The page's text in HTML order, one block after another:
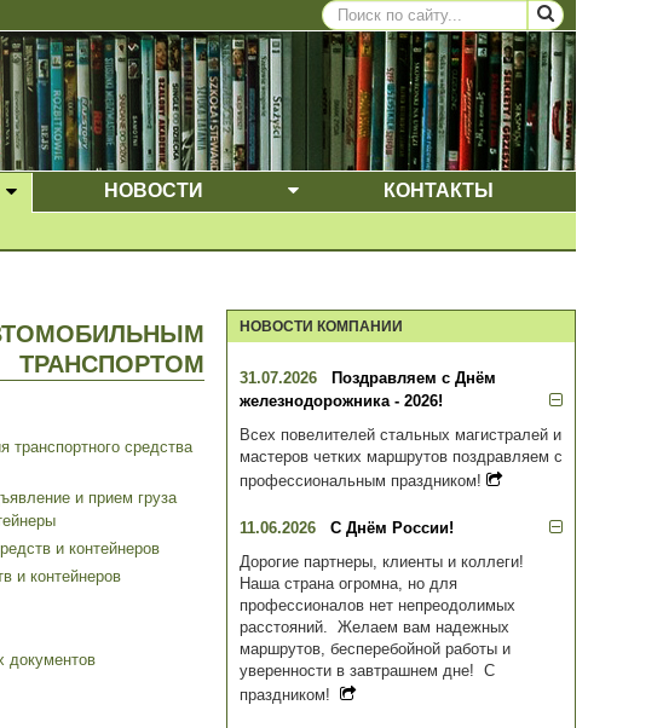
ВЫПАДАЮЩЕЕ МЕНЮ
НОВОСТИ
ВЫПАДАЮЩЕЕ МЕНЮ
КОНТАКТЫ
ТРАНСПОРТОМ
транспортного средства
и прием груза
и контейнеров
и контейнеров
документов
НОВОСТИ КОМПАНИИ
31.07.2026
Поздравляем с Днём
железнодорожника - 2026!
Всех повелителей стальных магистралей и
мастеров четких маршрутов поздравляем с
профессиональным праздником!
11.06.2026
С Днём России!
Дорогие партнеры, клиенты и коллеги!
Наша страна огромна, но для
профессионалов нет непреодолимых
расстояний. Желаем вам надежных
маршрутов, бесперебойной работы и
уверенности в завтрашнем дне! С
праздником!